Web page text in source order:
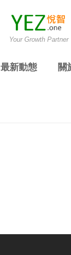
Your Growth Partner
最新動態 關